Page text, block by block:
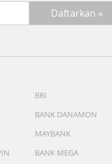
BRI
BANK DANAMON
MAYBANK
BANK MEGA